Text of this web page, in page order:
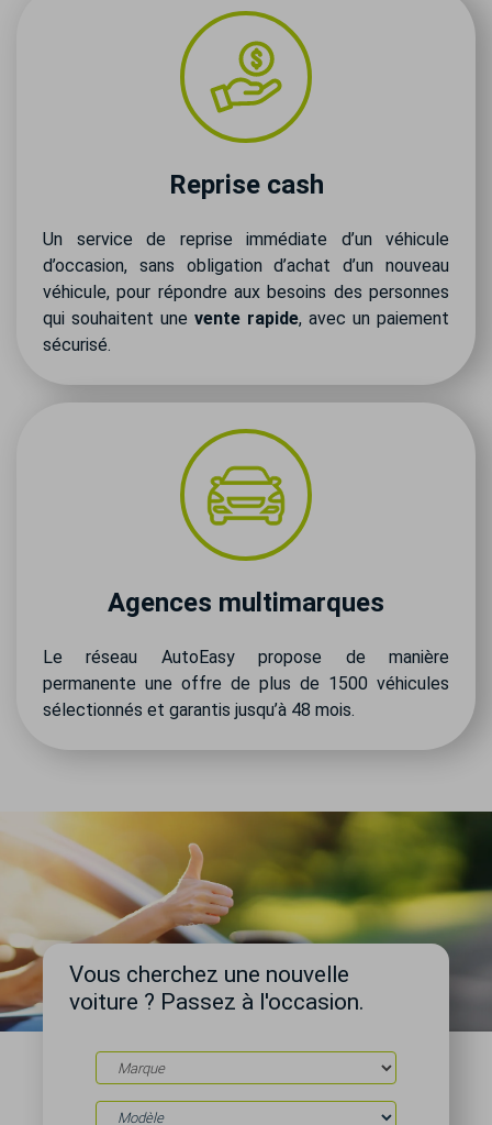
Reprise cash
Un service de reprise immédiate d’un véhicule
d’occasion, sans obligation d’achat d’un nouveau
véhicule, pour répondre aux besoins des personnes
qui souhaitent une vente rapide, avec un paiement
sécurisé.
Agences multimarques
Le réseau AutoEasy propose de manière
permanente une offre de plus de 1500 véhicules
sélectionnés et garantis jusqu’à 48 mois.
Vous cherchez une nouvelle
voiture ? Passez à l'occasion.